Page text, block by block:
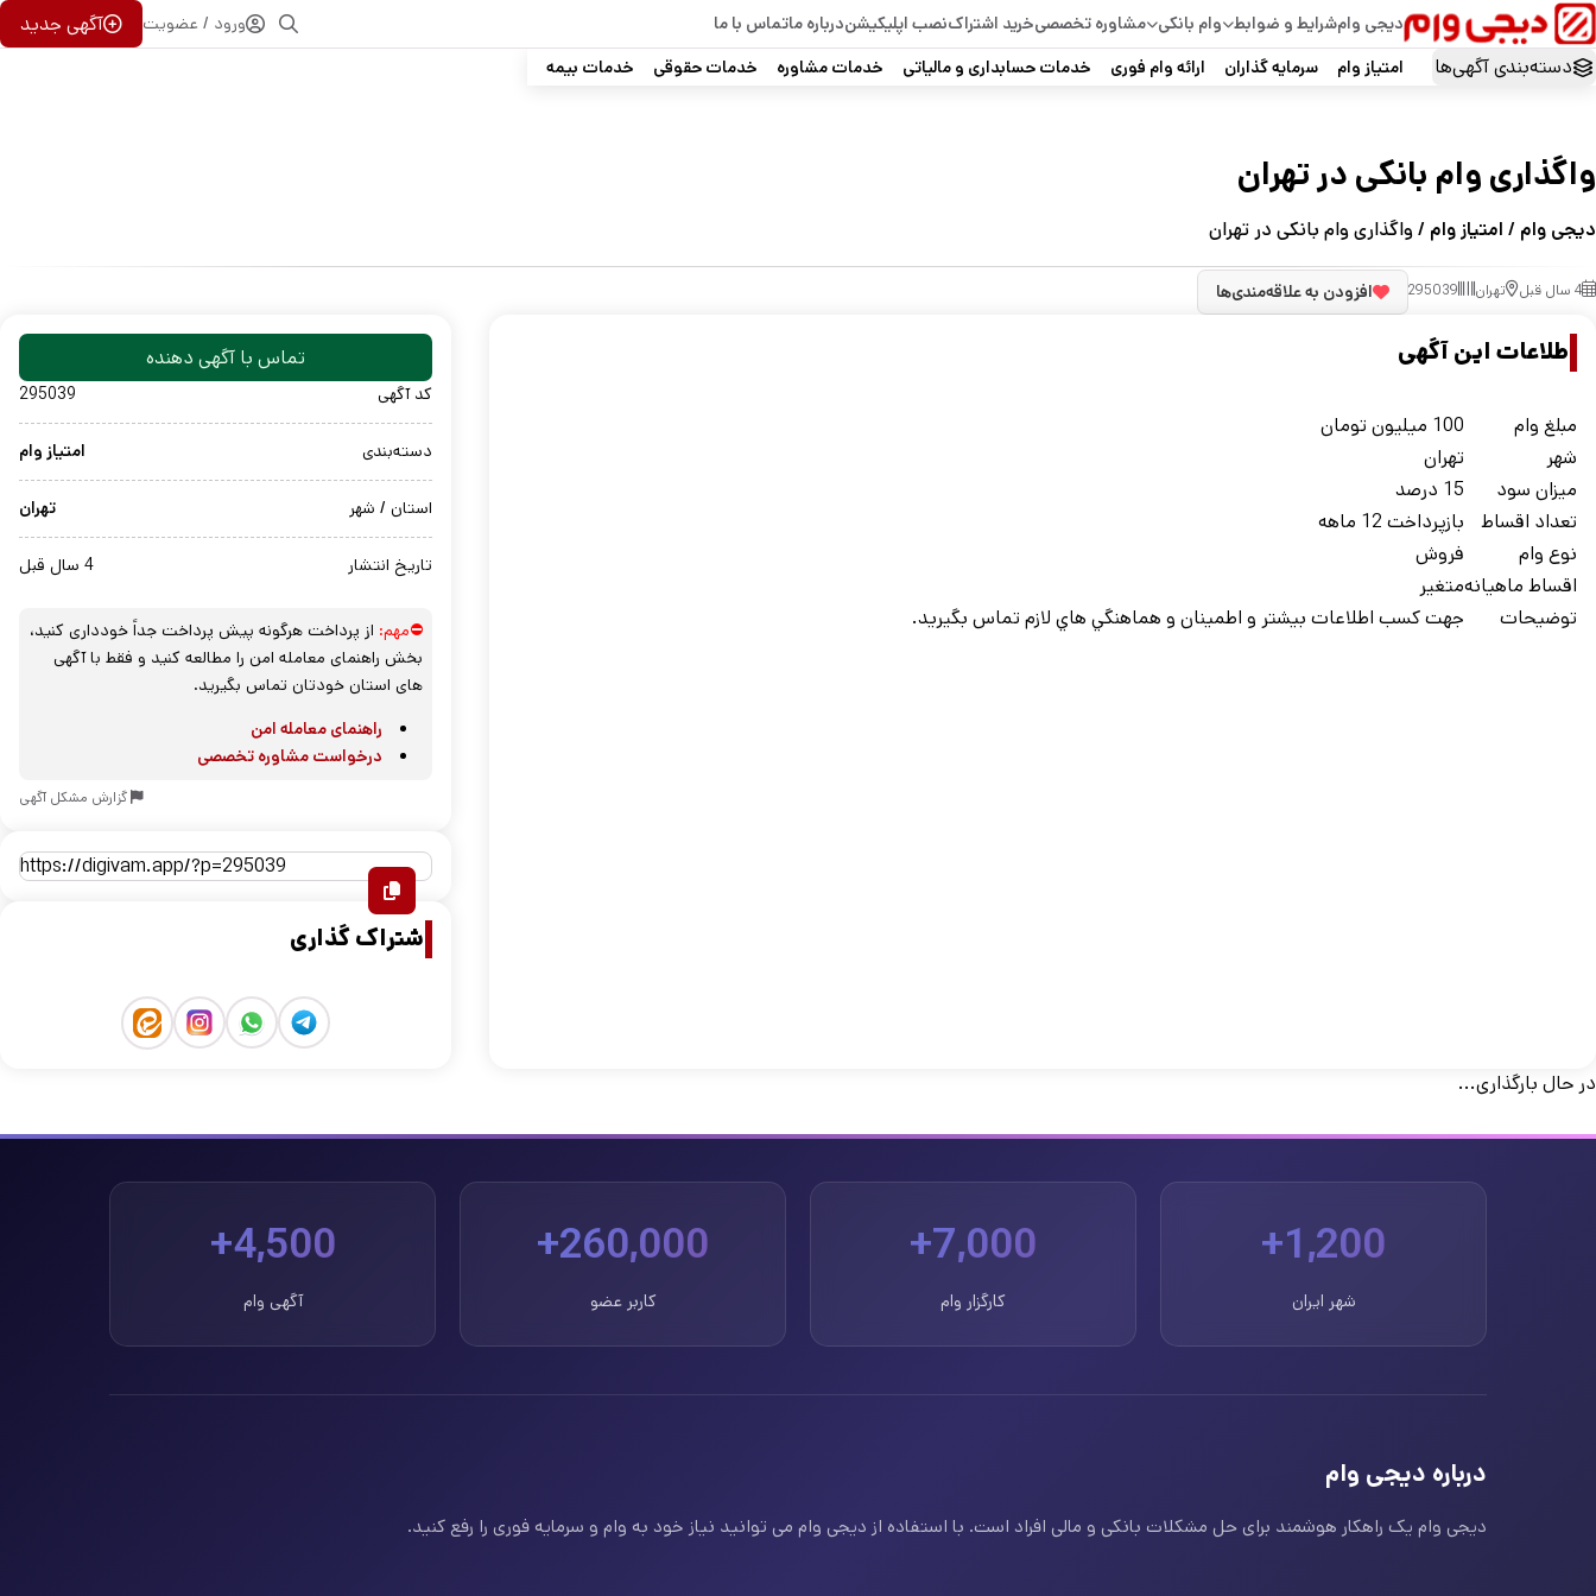
دیجی وامشرایط و ضوابط وام بانکی مشاوره تخصصیخرید اشتراکنصب اپلیکیشندرباره ماتماس با ما ورود / عضویت
آگهی جدید
دسته‌بندی آگهی‌ها
امتیاز وام سرمایه گذاران ارائه وام فوری خدمات حسابداری و مالیاتی خدمات مشاوره خدمات حقوقی خدمات بیمه
واگذاری وام بانکی در تهران
دیجی وام / امتیاز وام / واگذاری وام بانکی در تهران
4 سال قبل تهران 295039 افزودن به علاقه‌مندی‌ها
اطلاعات این آگهی
مبلغ وام
100 میلیون تومان
شهر
تهران
ميزان سود
15 درصد
تعداد اقساط
بازپرداخت 12 ماهه
نوع وام
فروش
اقساط ماهيانهمتغیر
توضيحات
جهت کسب اطلاعات بيشتر و اطمينان و هماهنگي هاي لازم تماس بگيريد.
تماس با آگهی دهنده
کد آگهی 295039
دسته‌بندی امتیاز وام
استان / شهر تهران
تاریخ انتشار 4 سال قبل
⛔مهم: از پرداخت هرگونه پیش پرداخت جداً خودداری کنید،
بخش راهنمای معامله امن را مطالعه کنید و فقط با آگهی
های استان خودتان تماس بگیرید.
راهنمای معامله امن
درخواست مشاوره تخصصی
گزارش مشکل آگهی
اشتراک گذاری
در حال بارگذاری...
1,200+
شهر ایران
7,000+
کارگزار وام
260,000+
کاربر عضو
4,500+
آگهی وام
درباره دیجی وام
دیجی وام یک راهکار هوشمند برای حل مشکلات بانکی و مالی افراد است. با استفاده از دیجی وام می توانید نیاز خود به وام و سرمایه فوری را رفع کنید.